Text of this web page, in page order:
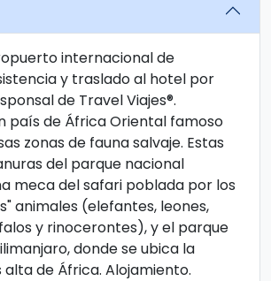
internacional de
y traslado al hotel por
de Travel Viajes®.
país de África Oriental famoso
zonas de fauna salvaje. Estas
del parque nacional
meca del safari poblada por los
animales (elefantes, leones,
y rinocerontes), y el parque
donde se ubica la
de África. Alojamiento.